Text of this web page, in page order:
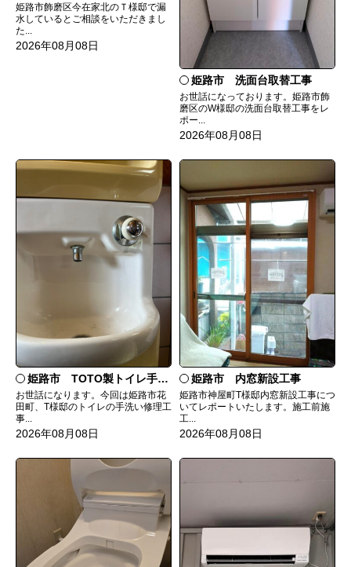
姫路市飾磨区今在家北のＴ様邸で漏
水しているとご相談をいただきまし
た...
2026年08月08日
姫路市 洗面台取替工事
お世話になっております。姫路市飾
磨区のW様邸の洗面台取替工事をレ
ポー...
2026年08月08日
姫路市 TOTO製トイレ手洗いの水漏れ修理
お世話になります。今回は姫路市花
田町、T様邸のトイレの手洗い修理工
事...
2026年08月08日
姫路市 内窓新設工事
姫路市神屋町T様邸内窓新設工事につ
いてレポートいたします。施工前施
工...
2026年08月08日